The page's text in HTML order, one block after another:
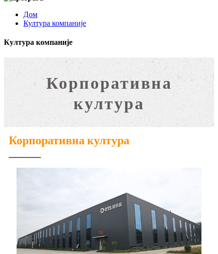
Дом
Култура компаније
Култура компаније
Корпоративна
култура
Корпоративна култура